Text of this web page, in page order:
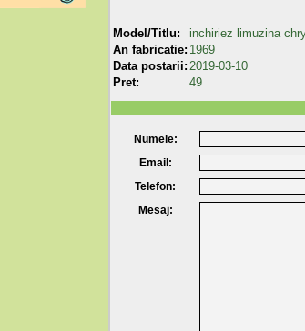
Model/Titlu:
inchiriez limuzina
An fabricatie: 1969
Data postarii: 2019-03-10
Pret:
49
Numele:
Email:
Telefon:
Mesaj: